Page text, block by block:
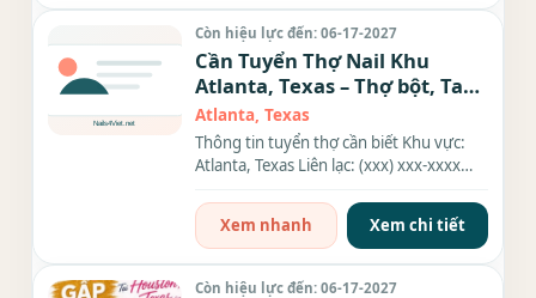
Còn hiệu lực đến: 06-17-2027
Cần Tuyển Thợ Nail Khu
Atlanta, Texas – Thợ bột, Tay
chân nước, Everything
Atlanta, Texas
Thông tin tuyển thợ cần biết Khu vực:
Atlanta, Texas Liên lạc: (xxx) xxx-xxxx
Xem nhanh
Xem chi tiết
Còn hiệu lực đến: 06-17-2027